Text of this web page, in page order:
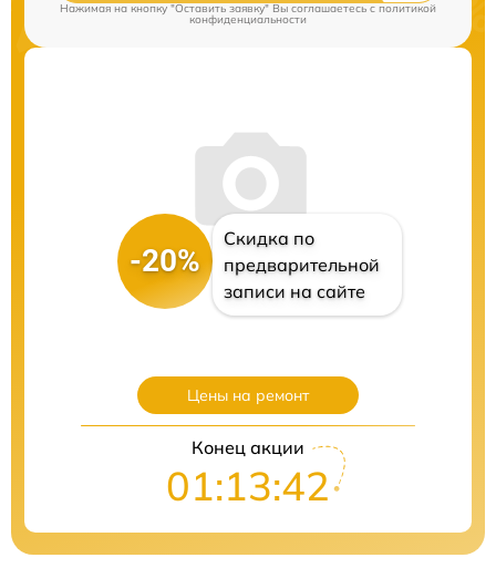
Нажимая на кнопку "Оставить заявку" Вы соглашаетесь c политикой
конфиденциальности
-20%
Скидка по
предварительной
записи на сайте
Цены на ремонт
Конец акции
01:13:40